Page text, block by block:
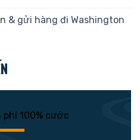
& gửi hàng đi Washington
phí 100% cước